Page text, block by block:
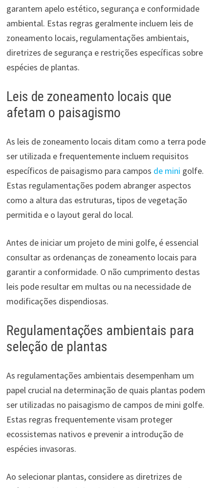
garantem apelo estético, segurança e conformidade
ambiental. Estas regras geralmente incluem leis de
zoneamento locais, regulamentações ambientais,
diretrizes de segurança e restrições específicas sobre
espécies de plantas.
Leis de zoneamento locais que
afetam o paisagismo
As leis de zoneamento locais ditam como a terra pode
ser utilizada e frequentemente incluem requisitos
específicos de paisagismo para campos de mini golfe.
Estas regulamentações podem abranger aspectos
como a altura das estruturas, tipos de vegetação
permitida e o layout geral do local.
Antes de iniciar um projeto de mini golfe, é essencial
consultar as ordenanças de zoneamento locais para
garantir a conformidade. O não cumprimento destas
leis pode resultar em multas ou na necessidade de
modificações dispendiosas.
Regulamentações ambientais para
seleção de plantas
As regulamentações ambientais desempenham um
papel crucial na determinação de quais plantas podem
ser utilizadas no paisagismo de campos de mini golfe.
Estas regras frequentemente visam proteger
ecossistemas nativos e prevenir a introdução de
espécies invasoras.
Ao selecionar plantas, considere as diretrizes de